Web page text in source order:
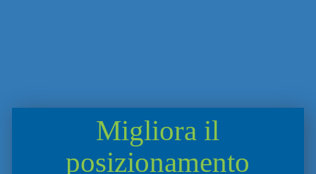
Migliora il
posizionamento